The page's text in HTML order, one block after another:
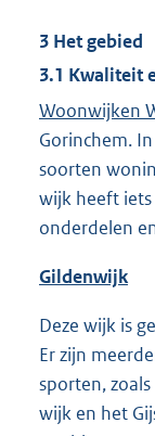
3 Het gebied
3.1 Kwaliteit
Woonwijken
Gorinchem.
soorten
wijk heeft iets
onderdelen
Gildenwijk
Deze wijk is
Er zijn
sporten,
wijk en het